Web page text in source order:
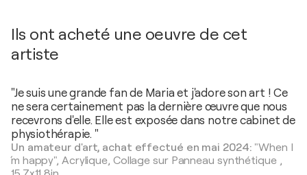
Ils ont acheté une oeuvre de cet
artiste
"Je suis une grande fan de Maria et j'adore son art ! Ce
ne sera certainement pas la dernière œuvre que nous
recevrons d'elle. Elle est exposée dans notre cabinet de
physiothérapie. "
Un amateur d'art, achat effectué en mai 2024: "When I
´m happy", Acrylique, Collage sur Panneau synthétique,